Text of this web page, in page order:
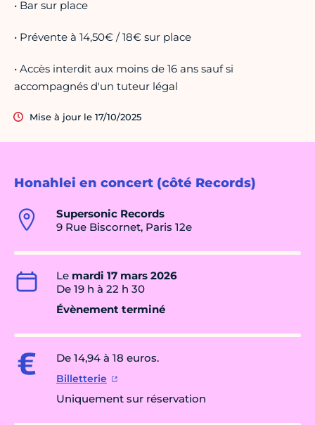
Honahlei en concert (côté Records)
Supersonic Records
9 Rue Biscornet, Paris 12e
Le mardi 17 mars 2026
De 19 h à 22 h 30
Évènement terminé
De 14,94 à 18 euros.
Billetterie
Uniquement sur réservation
• Bar sur place
• Prévente à 14,50€ / 18€ sur place
• Accès interdit aux moins de 16 ans sauf si
accompagnés d'un tuteur légal
Mise à jour le 17/10/2025